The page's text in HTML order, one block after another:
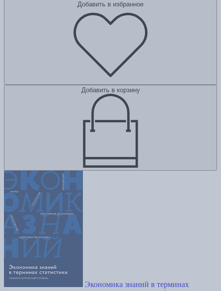
Добавить в избранное
Добавить в корзину
Экономика знаний в терминах